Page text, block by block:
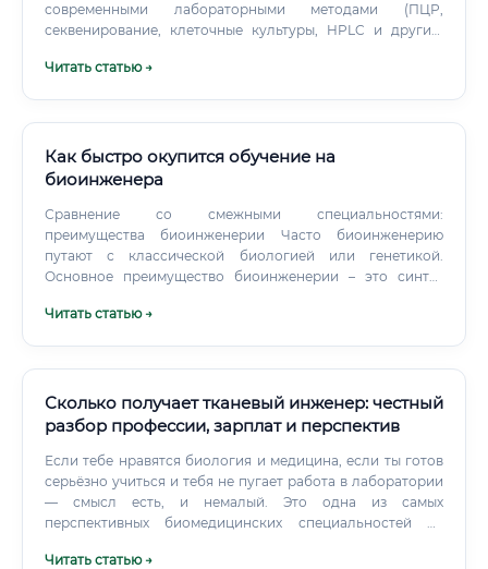
современными лабораторными методами (ПЦР,
секвенирование, клеточные культуры, HPLC и другие)
научной литературы на английском Умение работать с
биоинформатики) Знание стандартов GMP/GLP (для
фармацевтики) Шаг 4: Участвовать в конференциях и
конференций, участие в конкурсах молодых учёных,
публикации научных статей — всё это повышает
профессиональный статус и помогает познакомиться с
будущими работодателями и коллегами. Шаг 5:
академическая наука или высшие руководящие позиции
ожидания.
Читать статью →
Как быстро окупится обучение на
биоинженера
Сравнение со смежными специальностями:
преимущества биоинженерии Часто биоинженерию
путают с классической биологией или генетикой.
Основное преимущество биоинженерии – это синтез
теорией, но и инженерным подходом к решению задач,
Читать статью →
Сколько получает тканевый инженер: честный
разбор профессии, зарплат и перспектив
Если тебе нравятся биология и медицина, если ты готов
серьёзно учиться и тебя не пугает работа в лаборатории
— смысл есть, и немалый. Это одна из самых
перспективных биомедицинских специальностей на
Читать статью →